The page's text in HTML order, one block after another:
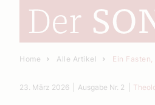
Home Alle Artikel Ein
23. März 2026 Ausgabe Nr. 2